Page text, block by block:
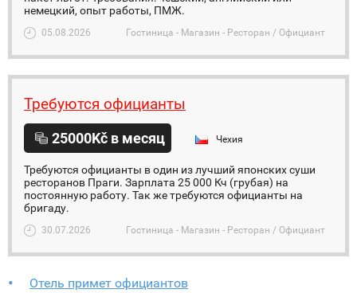
немецкий, опыт работы, ПМЖ.
05.08.2026 Гостиница - Магазин - Ресторан / Официант
Требуются официанты
25000Kč в месяц Чехия
Требуются официанты в один из лучший японских суши
ресторанов Праги. Зарплата 25 000 Кч (грубая) на
постоянную работу. Так же требуются официанты на
бригаду.
30.07.2026 Гостиница - Магазин - Ресторан / Официант
Отель примет официантов